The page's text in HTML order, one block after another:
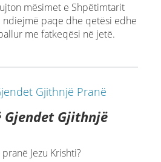
mësimet e Shpëtimtarit
ndiejmë paqe dhe qetësi edhe
me fatkeqësi në jetë.
Gjendet Gjithnjë
Jezu Krishti?